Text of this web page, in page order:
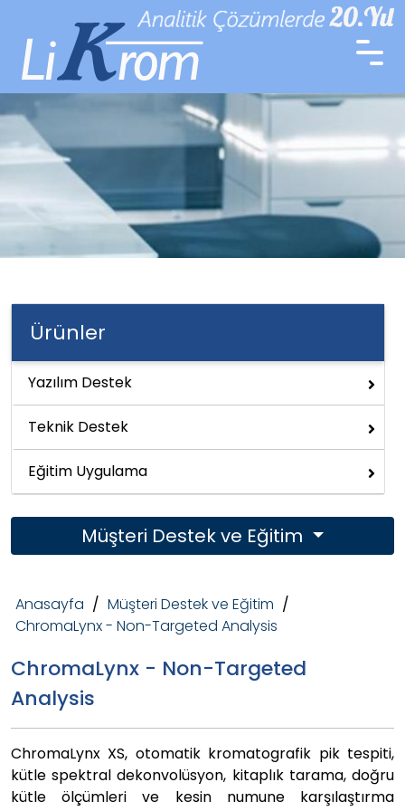
Ürünler
Yazılım Destek
Teknik Destek
Eğitim Uygulama
Müşteri Destek ve Eğitim
Anasayfa / Müşteri Destek ve Eğitim /
ChromaLynx - Non-Targeted Analysis
ChromaLynx - Non-Targeted
Analysis
ChromaLynx XS, otomatik kromatografik pik tespiti,
kütle spektral dekonvolüsyon, kitaplık tarama, doğru
kütle ölçümleri ve kesin numune karşılaştırma